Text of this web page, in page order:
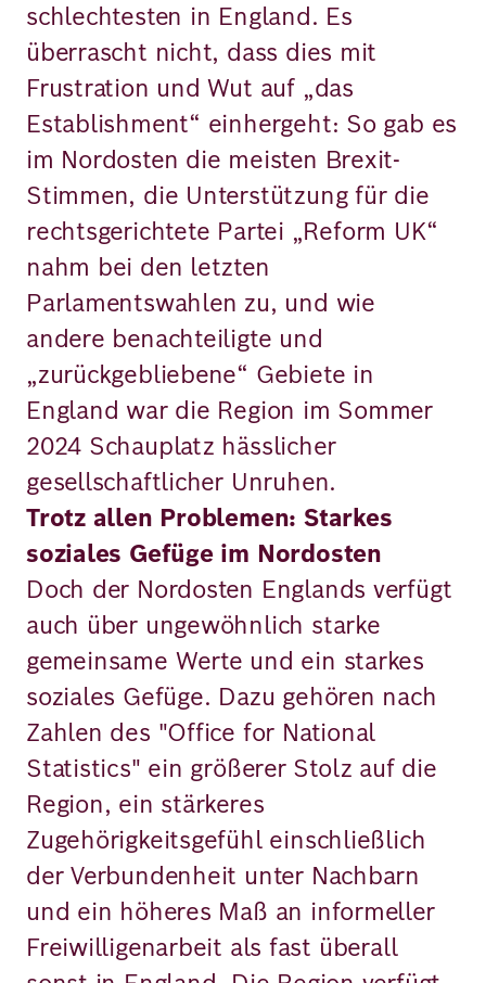
schlechtesten in England. Es
überrascht nicht, dass dies mit
Frustration und Wut auf „das
Establishment“ einhergeht: So gab es
im Nordosten die meisten Brexit-
Stimmen, die Unterstützung für die
rechtsgerichtete Partei „Reform UK“
nahm bei den letzten
Parlamentswahlen zu, und wie
andere benachteiligte und
„zurückgebliebene“ Gebiete in
England war die Region im Sommer
2024 Schauplatz hässlicher
gesellschaftlicher Unruhen.
Trotz allen Problemen: Starkes
soziales Gefüge im Nordosten
Doch der Nordosten Englands verfügt
auch über ungewöhnlich starke
gemeinsame Werte und ein starkes
soziales Gefüge. Dazu gehören nach
Zahlen des "Office for National
Statistics" ein größerer Stolz auf die
Region, ein stärkeres
Zugehörigkeitsgefühl einschließlich
der Verbundenheit unter Nachbarn
und ein höheres Maß an informeller
Freiwilligenarbeit als fast überall